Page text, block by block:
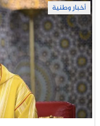
أخبار وطنية